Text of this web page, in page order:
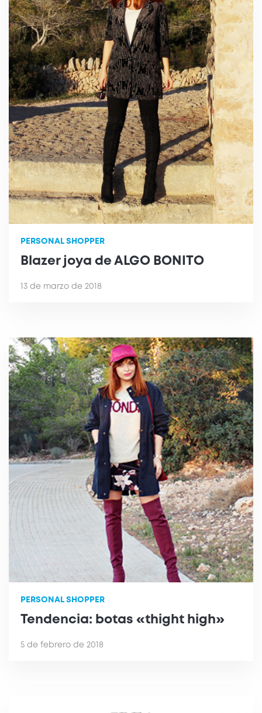
PERSONAL SHOPPER
Blazer joya de ALGO BONITO
13 de marzo de 2018
PERSONAL SHOPPER
Tendencia: botas «thight high»
5 de febrero de 2018